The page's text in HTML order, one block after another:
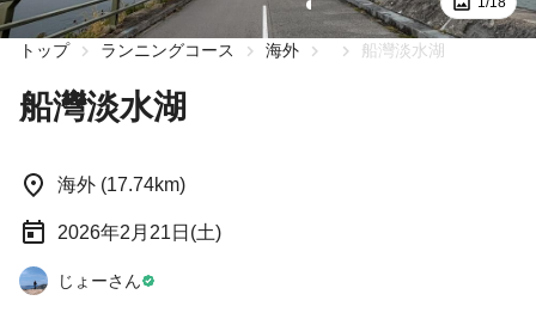
トップ ランニングコース 海外 船灣淡水湖
船灣淡水湖
海外 (17.74km)
2026年2月21日(土)
じょーさん